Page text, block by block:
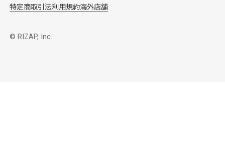
特定商取引法利用規約海外店舗
© RIZAP, Inc.